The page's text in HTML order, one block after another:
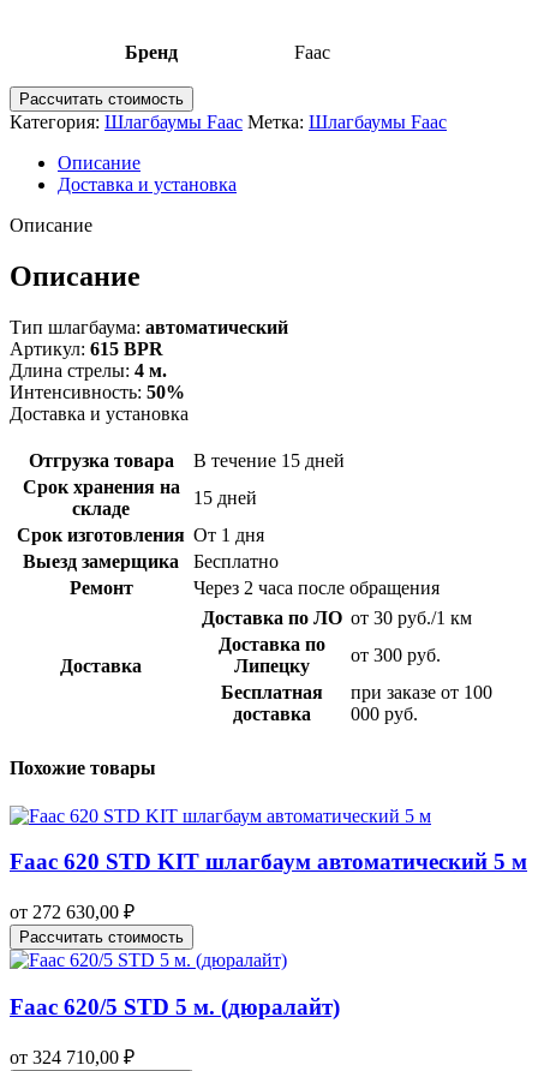
Бренд Faac
Рассчитать стоимость
Категория: Шлагбаумы Faac Метка: Шлагбаумы Faac
Описание
Доставка и установка
Описание
Описание
Тип шлагбаума: автоматический
Артикул: 615 BPR
Длина стрелы: 4 м.
Интенсивность: 50%
Доставка и установка
Отгрузка товара
В течение 15 дней
Срок хранения на
складе
15 дней
Срок изготовления От 1 дня
Выезд замерщика
Бесплатно
Ремонт
Через 2 часа после обращения
Доставка
Доставка по ЛО от 30 руб./1 км
Доставка по
Липецку
от 300 руб.
Бесплатная
доставка
при заказе от 100
000 руб.
Похожие товары
Faac 620 STD KIT шлагбаум автоматический 5 м
от 272 630,00 ₽
Рассчитать стоимость
Faac 620/5 STD 5 м. (дюралайт)
от 324 710,00 ₽